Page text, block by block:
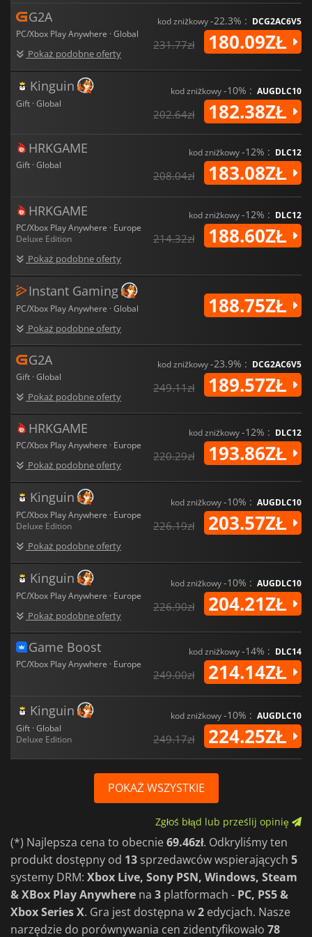
G2A
PC/Xbox Play Anywhere · Global
Pokaż podobne oferty
kod zniżkowy-22.3% : DCG2AC6V5
231.77zł 180.09ZŁ
Kinguin
Gift · Global
kod zniżkowy-10% : AUGDLC10
202.64zł 182.38ZŁ
HRKGAME
Gift · Global
kod zniżkowy-12% : DLC12
208.04zł 183.08ZŁ
HRKGAME
PC/Xbox Play Anywhere · Europe
Deluxe Edition
Pokaż podobne oferty
kod zniżkowy-12% : DLC12
214.32zł 188.60ZŁ
Instant Gaming
PC/Xbox Play Anywhere · Global
Pokaż podobne oferty
188.75ZŁ
G2A
Gift · Global
Pokaż podobne oferty
kod zniżkowy-23.9% : DCG2AC6V5
249.11zł 189.57ZŁ
HRKGAME
PC/Xbox Play Anywhere · Europe
Pokaż podobne oferty
kod zniżkowy-12% : DLC12
220.29zł 193.86ZŁ
Kinguin
PC/Xbox Play Anywhere · Europe
Deluxe Edition
Pokaż podobne oferty
kod zniżkowy-10% : AUGDLC10
226.19zł 203.57ZŁ
Kinguin
PC/Xbox Play Anywhere · Europe
Pokaż podobne oferty
kod zniżkowy-10% : AUGDLC10
226.90zł 204.21ZŁ
Game Boost
PC/Xbox Play Anywhere · Europe
kod zniżkowy-14% : DLC14
249.00zł 214.14ZŁ
Kinguin
Gift · Global
Deluxe Edition
kod zniżkowy-10% : AUGDLC10
249.17zł 224.25ZŁ
POKAŻ WSZYSTKIE
Zgłoś błąd lub prześlij opinię
(*) Najlepsza cena to obecnie69.46zł. Odkryliśmy ten
produkt dostępny od 13 sprzedawców wspierających 5
systemy DRM: Xbox Live, Sony PSN, Windows, Steam
& XBox Play Anywhere na 3 platformach - PC, PS5 &
Xbox Series X. Gra jest dostępna w2 edycjach. Nasze
narzędzie do porównywania cen zidentyfikowało 78